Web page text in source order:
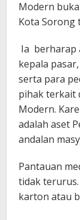
Modern
Kota Sorong
Ia berharap
kepala
serta para
pihak terkait
Modern.
adalah aset
andalan
Pantauan
tidak
karton atau